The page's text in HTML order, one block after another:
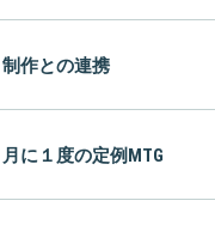
制作との連携
月に１度の定例MTG